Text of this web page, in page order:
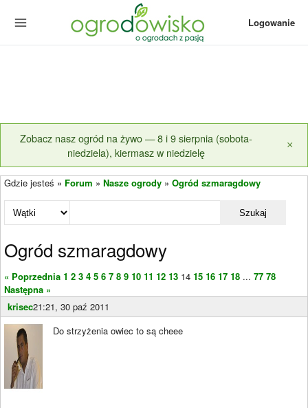
Logowanie
Zobacz nasz ogród na żywo — 8 i 9 sierpnia (sobota-
niedziela), kiermasz w niedzielę
×
Gdzie jesteś » Forum » Nasze ogrody » Ogród szmaragdowy
Szukaj
Ogród szmaragdowy
« Poprzednia 1 2 3 4 5 6 7 8 9 10 11 12 13 14 15 16 17 18 ... 77 78
Następna »
krisec21:21, 30 paź 2011
Do strzyżenia owiec to są cheee